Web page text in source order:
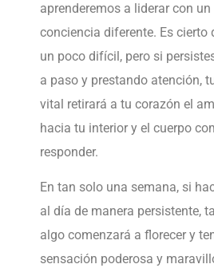
aprenderemos a liderar con
conciencia diferente. Es cierto
un poco difícil, pero si
a paso y prestando atención,
vital retirará a tu corazón el
hacia tu interior y el cuerpo
responder.
En tan solo una semana, si
al día de manera persistente,
algo comenzará a florecer y
sensación poderosa y